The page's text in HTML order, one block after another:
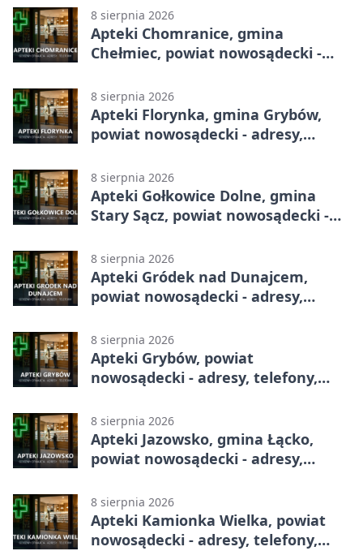
8 sierpnia 2026
Apteki Chomranice, gmina
Chełmiec, powiat nowosądecki -
8 sierpnia 2026
Apteki Florynka, gmina Grybów,
powiat nowosądecki - adresy,
8 sierpnia 2026
Apteki Gołkowice Dolne, gmina
Stary Sącz, powiat nowosądecki -
8 sierpnia 2026
Apteki Gródek nad Dunajcem,
powiat nowosądecki - adresy,
8 sierpnia 2026
Apteki Grybów, powiat
nowosądecki - adresy, telefony,
8 sierpnia 2026
Apteki Jazowsko, gmina Łącko,
powiat nowosądecki - adresy,
8 sierpnia 2026
Apteki Kamionka Wielka, powiat
nowosądecki - adresy, telefony,